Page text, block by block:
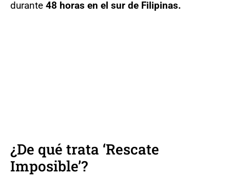
durante 48 horas en el sur de Filipinas.
¿De qué trata ‘Rescate
Imposible’?